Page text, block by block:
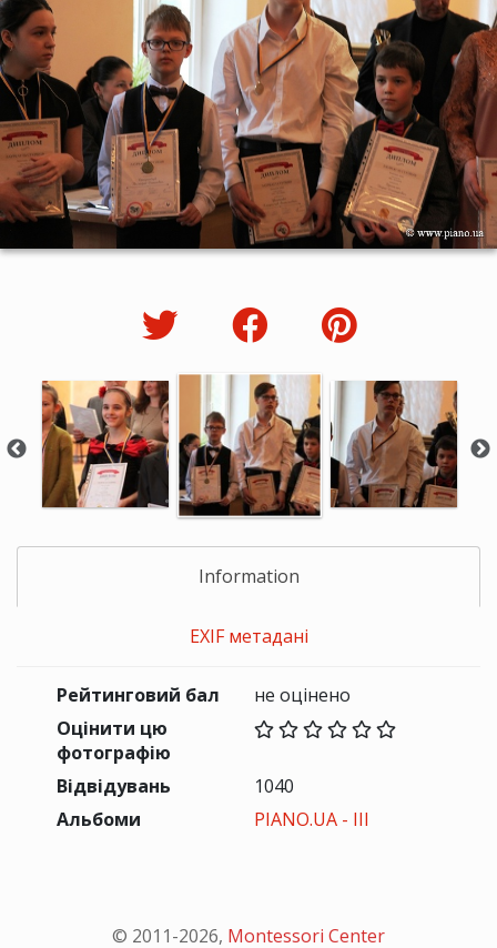
Information
EXIF метадані
Рейтинговий бал
не оцінено
Оцінити цю
фотографію
Відвідувань
1040
Альбоми
PIANO.UA - III
© 2011-2026, Montessori Center